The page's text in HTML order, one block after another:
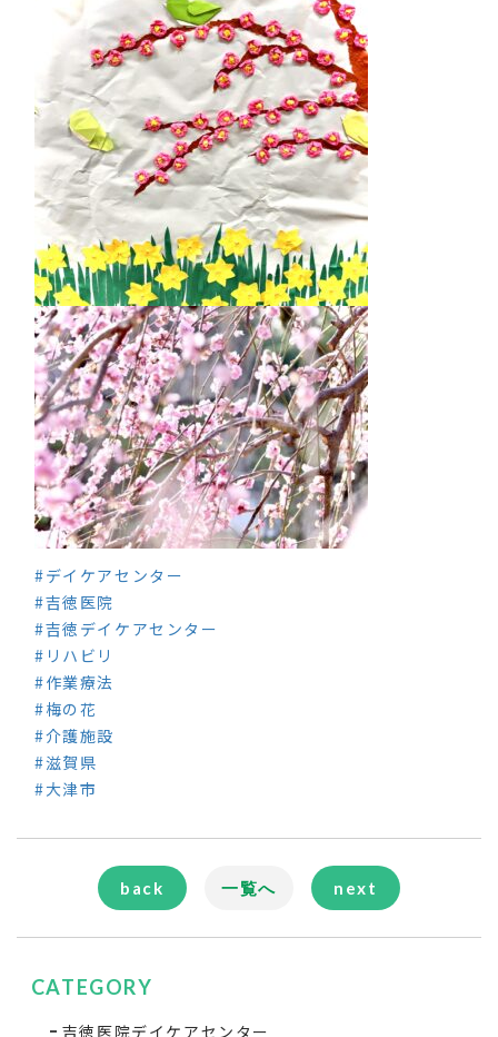
#デイケアセンター
#吉徳医院
#吉徳デイケアセンター
#リハビリ
#作業療法
#梅の花
#介護施設
#滋賀県
#大津市
back 一覧へ next
CATEGORY
吉徳医院デイケアセンター